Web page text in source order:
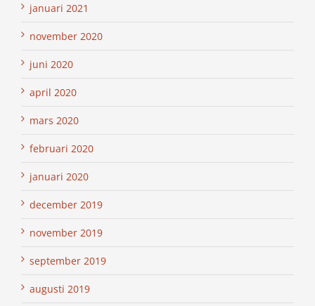
januari 2021
november 2020
juni 2020
april 2020
mars 2020
februari 2020
januari 2020
december 2019
november 2019
september 2019
augusti 2019